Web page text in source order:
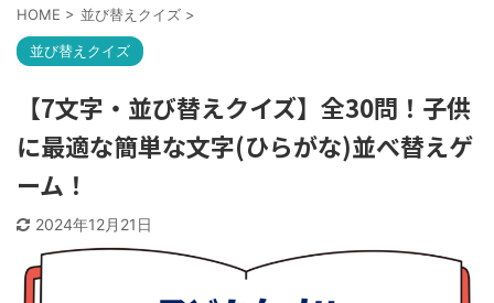
HOME > 並び替えクイズ >
並び替えクイズ
【7文字・並び替えクイズ】全30問！子供
に最適な簡単な文字(ひらがな)並べ替えゲ
ーム！
2024年12月21日